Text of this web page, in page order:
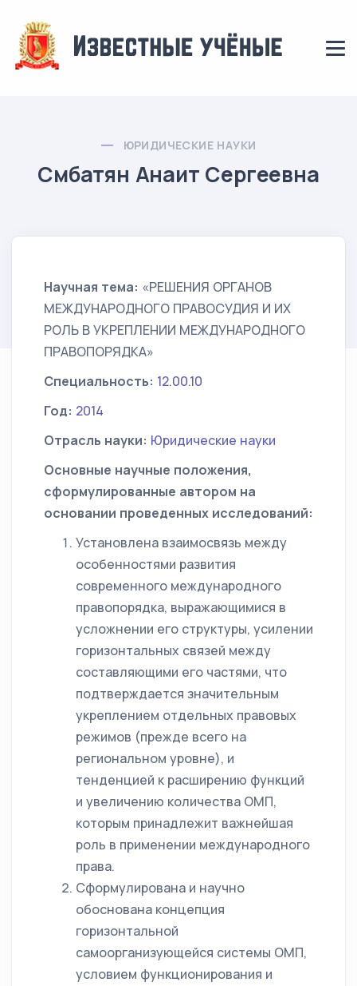
ЮРИДИЧЕСКИЕ НАУКИ
Смбатян Анаит Сергеевна
Научная тема: «РЕШЕНИЯ ОРГАНОВ
МЕЖДУНАРОДНОГО ПРАВОСУДИЯ И ИХ
РОЛЬ В УКРЕПЛЕНИИ МЕЖДУНАРОДНОГО
ПРАВОПОРЯДКА»
Специальность: 12.00.10
Год: 2014
Отрасль науки: Юридические науки
Основные научные положения,
сформулированные автором на
основании проведенных исследований:
Установлена взаимосвязь между
особенностями развития
современного международного
правопорядка, выражающимися в
усложнении его структуры, усилении
горизонтальных связей между
составляющими его частями, что
подтверждается значительным
укреплением отдельных правовых
режимов (прежде всего на
региональном уровне), и
тенденцией к расширению функций
и увеличению количества ОМП,
которым принадлежит важнейшая
роль в применении международного
права.
Сформулирована и научно
обоснована концепция
горизонтальной
самоорганизующейся системы ОМП,
условием функционирования и